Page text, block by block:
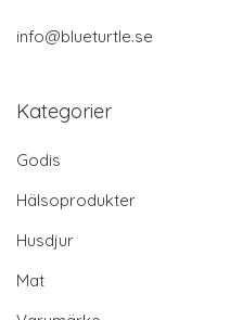
info@blueturtle.se
Kategorier
Godis
Hälsoprodukter
Husdjur
Mat